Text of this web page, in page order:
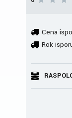
Cena
Rok